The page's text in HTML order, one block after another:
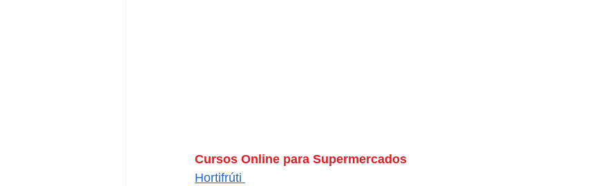
Cursos Online para Supermercados
Hortifrúti